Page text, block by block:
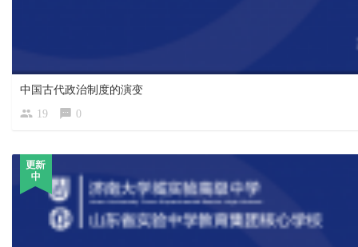
中国古代政治制度的演变
19
0